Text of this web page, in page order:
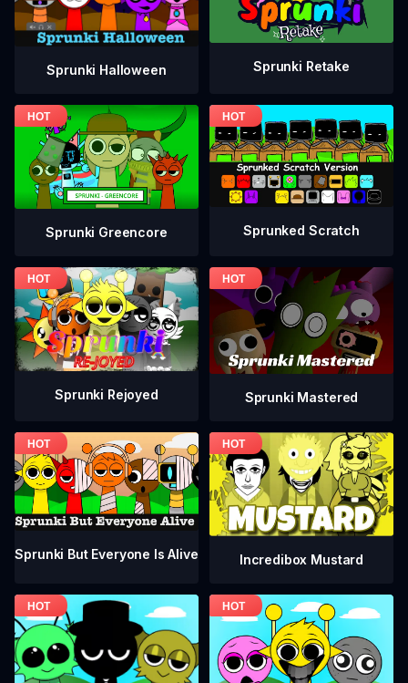
Sprunki Halloween Sprunki Retake
Sprunki Greencore Sprunked Scratch
Sprunki Rejoyed Sprunki Mastered
Sprunki But Everyone Is Alive Incredibox Mustard